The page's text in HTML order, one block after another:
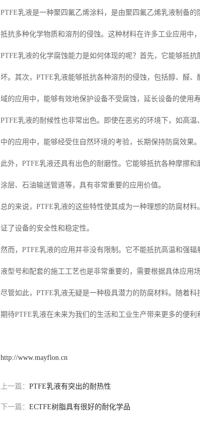
PTFE乳液是一种聚四氟乙烯涂料，是由聚四氟乙烯乳液制备
抵抗多种化学物质和溶剂的侵蚀。这种材料在许多工业应用中
PTFE乳液的化学腐蚀能力是如何体现的呢？首先，它能够抵
坏。其次，PTFE乳液能够抵抗各种溶剂的侵蚀，包括醇、醛
域的应用中，能够有效地保护设备不受腐蚀，延长设备的使用寿
PTFE乳液的耐候性也非常出色。即使在恶劣的环境下，如高
中的应用中，能够经受住自然环境的考验，长期保持防腐效果。
此外，PTFE乳液还具有出色的耐磨性。它能够抵抗各种摩擦
涂层、石油输送管道等，具有非常重要的应用价值。
总的来说，PTFE乳液的这些特性使其成为一种理想的防腐材
证了设备的安全性和稳定性。
然而，PTFE乳液的应用并非没有限制。它不能抵抗高温和强
液型号和配套的施工工艺也是非常重要的，需要根据具体应用
尽管如此，PTFE乳液无疑是一种极具潜力的防腐材料。随着
期待PTFE乳液在未来为我们的生活和工业生产带来更多的便利
http://www.mayflon.cn
上一篇： PTFE乳液有突出的耐热性
下一篇： ECTFE树脂具有很好的耐化学品